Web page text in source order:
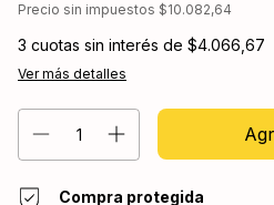
Precio sin impuestos $10.082,64
3 cuotas sin interés de $4.066,67
Ver más detalles
Compra protegida